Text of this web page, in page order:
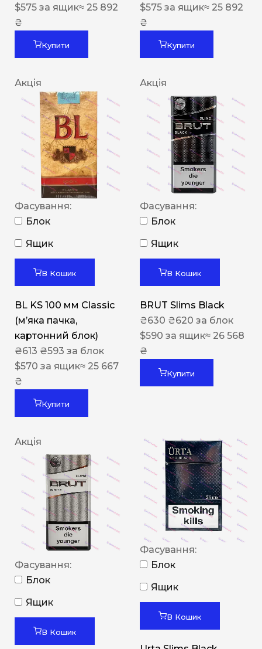
$575 за ящик≈ 25 892
₴
Купити
$575 за ящик≈ 25 892
₴
Купити
Акція
Фасування:
Блок
Ящик
В Кошик
BL KS 100 мм Classic
(м’яка пачка,
картонний блок)
₴613 ₴593 за блок
$570 за ящик≈ 25 667
₴
Купити
Акція
Фасування:
Блок
Ящик
В Кошик
BRUT Slims Black
₴630 ₴620 за блок
$590 за ящик≈ 26 568
₴
Купити
Акція
Фасування:
Блок
Ящик
В Кошик
Фасування:
Блок
Ящик
В Кошик